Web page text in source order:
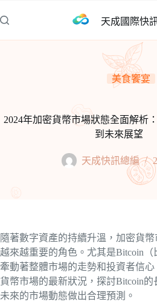
至
天成國際快
美食饗宴
2024年加密貨幣市場狀態全面解析
到未來展望
天成快訊總編
隨著數字資產的持續升溫，加密貨
越來越重要的角色。尤其是Bitcoin（
牽動著整體市場的走勢和投資者信
貨幣市場的最新狀況，探討Bitcoin
未來的市場動態做出合理預測。